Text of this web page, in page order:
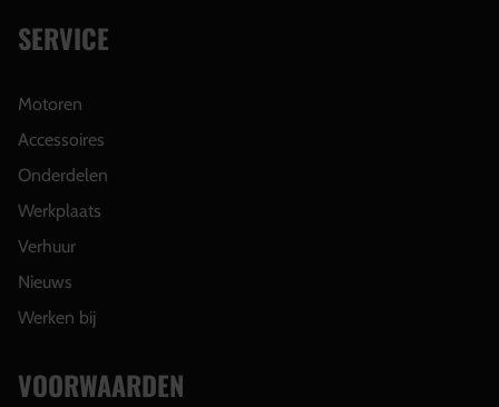
SERVICE
Motoren
Accessoires
Onderdelen
Werkplaats
Verhuur
Nieuws
Werken bij
VOORWAARDEN